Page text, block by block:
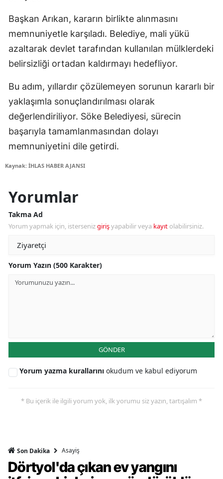
Başkan Arıkan, kararın birlikte alınmasını
memnuniyetle karşıladı. Belediye, mali yükü
azaltarak devlet tarafından kullanılan mülklerdeki
belirsizliği ortadan kaldırmayı hedefliyor.
Bu adım, yıllardır çözülemeyen sorunun kararlı bir
yaklaşımla sonuçlandırılması olarak
değerlendiriliyor. Söke Belediyesi, sürecin
başarıyla tamamlanmasından dolayı
memnuniyetini dile getirdi.
Kaynak: İHLAS HABER AJANSI
Yorumlar
Takma Ad
Yorum yapmak için, istersenizgirişyapabilir veya kayıt olabilirsiniz.
Yorum Yazın (500 Karakter)
GÖNDER
Yorum yazma kurallarını okudum ve kabul ediyorum
* Bu içerik ile ilgili yorum yok, ilk yorumu siz yazın, tartışalım *
Son Dakika Asayiş
Dörtyol'da çıkan ev yangını